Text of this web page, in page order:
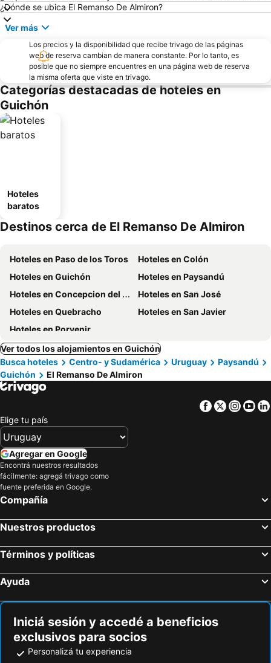
¿Dónde se ubica El Remanso De Almiron?
Ver más
Los precios y la disponibilidad que recibe trivago de las páginas
web de reserva cambian de manera constante. Por lo tanto, es
posible que no siempre encuentres en una página web de reserva
la misma oferta que viste en trivago.
Categorías destacadas de hoteles en
Guichón
Hoteles
baratos
Destinos cerca de El Remanso De Almiron
Hoteles en Paso de los Toros
Hoteles en Colón
Hoteles en Guichón
Hoteles en Paysandú
Hoteles en Concepcion del Uruguay
Hoteles en San José
Hoteles en Quebracho
Hoteles en San Javier
Hoteles en Porvenir
Ver todos los alojamientos en Guichón
Busca hoteles
Centro- y Sudamérica Uruguay
Paysandú
Guichón
El Remanso De Almiron
Facebook
Twitter
Elige tu país
Agregar en Google
Encontrá nuestros resultados
fácilmente: agregá trivago como
fuente preferida en Google.
Compañía
Nuestros productos
Términos y políticas
Ayuda
Iniciá sesión y accedé a beneficios
exclusivos para socios
Personalizá tu experiencia